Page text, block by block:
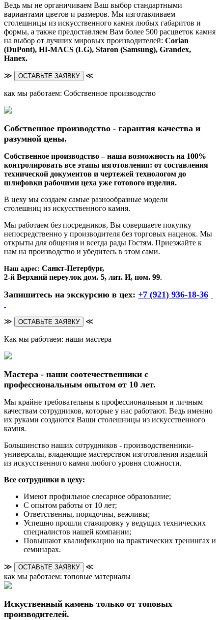
Ведь мы не органичиваем Ваш выбор стандартными
вариантами цветов и размеров. Мы изготавливаем
столешницы из искусственного камня любых габаритов и
формы, а также предоставляем Вам более 500 расцветок камня
на выбор от лучших мировых производителей: Corian
(DuPont), HI-MACS (LG), Staron (Samsung), Grandex,
Hanex.
≫ ОСТАВЬТЕ ЗАЯВКУ ≪
как мы работаем: Собственное производство
Собственное производство - гарантия качества и
разумной цены.
Собственное производство – наша возможность на 100%
контролировать все этапы изготовления: от составления
технической документов и чертежей технологом до
шлифовки рабочими цеха уже готового изделия.
В цеху мы создаем самые разнообразные модели
столешниц из искусственного камня.
Мы работаем без посредников, Вы совершаете покупку
непосредственно у производителя без торговых наценок. Мы
открыты для общения и всегда рады Гостям. Приезжайте к
нам на производство и убедитесь в этом сами.
Наш адрес: Санкт-Петербург,
2-й Верхний переулок дом. 5, лит. И, пом. 99.
Запишитесь на экскурсию в цех: +7 (921) 936-18-36
≫ ОСТАВЬТЕ ЗАЯВКУ ≪
Как мы работаем: наши мастера
Мастера - наши соотечественники с
профессиональным опытом от 10 лет.
Мы крайне требовательны к профессиональным и личным
качествам сотрудников, которые у нас работают. Ведь именно
их руками создаются Ваши столешницы из искусственного
камня.
Большинство наших сотрудников - производственники-
универсалы, владеющие мастерством изготовления изделий
из искусственного камня любого уровня сложности.
Все сотрудники в цеху:
Имеют профильное слесарное образование;
С опытом работы от 10 лет;
Ответственны, порядочны, вежливы;
Успешно прошли стажировку у ведущих технических
специалистов нашей компании;
Повышают квалификацию на практических тренингах и
семинарах.
≫ ОСТАВЬТЕ ЗАЯВКУ
≪
как мы работаем: топовые материалы
Искуственный камень только от топовых
производителей.